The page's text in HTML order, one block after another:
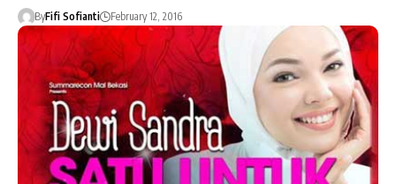
ByFifi Sofianti February 12, 2016